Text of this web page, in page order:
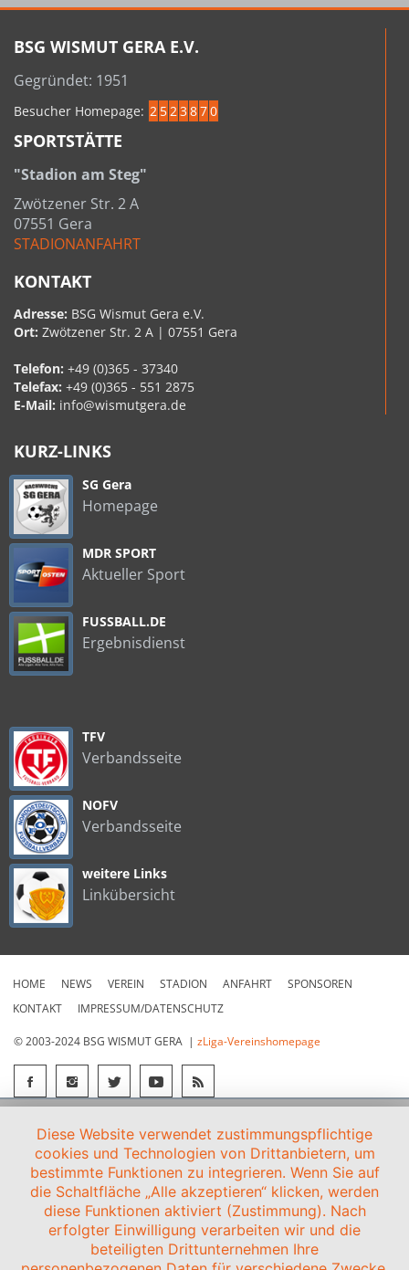
BSG WISMUT GERA E.V.
Gegründet: 1951
Besucher Homepage: 2 523 870
SPORTSTÄTTE
"Stadion am Steg"
Zwötzener Str. 2 A
07551 Gera
STADIONANFAHRT
KONTAKT
Adresse: BSG Wismut Gera e.V.
Ort: Zwötzener Str. 2 A | 07551 Gera
Telefon: +49 (0)365 - 37340
Telefax: +49 (0)365 - 551 2875
E-Mail: info@wismutgera.de
KURZ-LINKS
SG Gera
Homepage
MDR SPORT
Aktueller Sport
FUSSBALL.DE
Ergebnisdienst
TFV
Verbandsseite
NOFV
Verbandsseite
weitere Links
Linkübersicht
HOME NEWS VEREIN STADION ANFAHRT
SPONSOREN
KONTAKT
IMPRESSUM/DATENSCHUTZ
© 2003-2024 BSG WISMUT GERA | zLiga-Vereinshomepage
Diese Website verwendet zustimmungspflichtige
cookies und Technologien von Drittanbietern, um
bestimmte Funktionen zu integrieren. Wenn Sie auf
die Schaltfläche „Alle akzeptieren“ klicken, werden
diese Funktionen aktiviert (Zustimmung). Nach
erfolgter Einwilligung verarbeiten wir und die
beteiligten Drittunternehmen Ihre